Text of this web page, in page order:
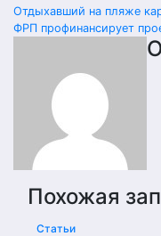
записям
Отдыхавший на пляже
ФРП профинансирует
Похожая
Статьи